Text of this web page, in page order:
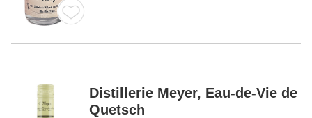
Distillerie Meyer, Eau-de-Vie de
Quetsch